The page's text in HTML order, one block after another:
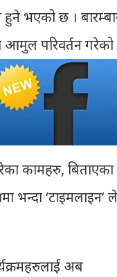
भएको छ ।
आमुल परिवर्तन
कामहरु, बिताएका
भन्दा ‘टाइमलाइन’ ले
अब